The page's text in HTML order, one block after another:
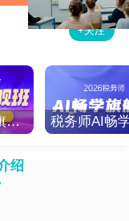
+关注
中级-AI畅学旗舰班-2027
绍